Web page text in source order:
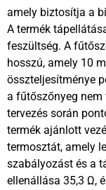
amely biztosítja a
A termék
feszültség. A
hosszú, amely 10
összteljesítménye
a fűtőszőnyeg nem
tervezés során
termék ajánlott
termosztát, amely
szabályozást és a
ellenállása 35,3 Ω,